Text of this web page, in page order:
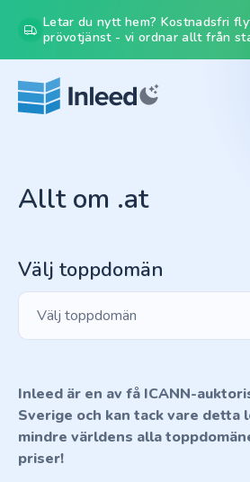
Letar du nytt hem? Kostnadsfri
prövotjänst - vi ordnar allt från
Allt om .at
Välj toppdomän
Välj toppdomän
Inleed är en av få ICANN-
Sverige och kan tack vare detta
mindre världens alla
priser!